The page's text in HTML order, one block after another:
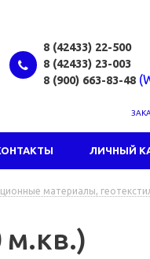
8 (42433) 22-500
8 (42433) 23-003
8 (900) 663-83-48
ЛИЧНЫЙ
материалы,
м.кв.)